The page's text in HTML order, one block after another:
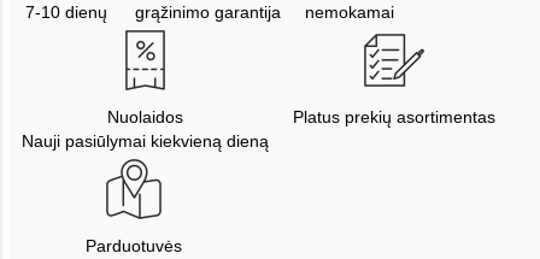
7-10 dienų
grąžinimo garantija
nemokamai
Nuolaidos
Nauji pasiūlymai kiekvieną dieną
Platus prekių asortimentas
Parduotuvės